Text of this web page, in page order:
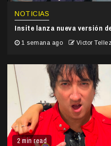
NOTICIAS
Insite lanza nueva versión
1 semana ago Victor Tellez
2 min read